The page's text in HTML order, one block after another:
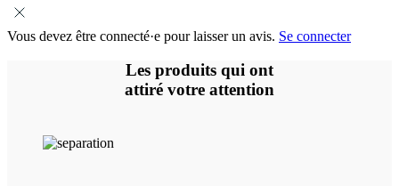
Vous devez être connecté·e pour laisser un avis. Se connecter
Les produits qui ont
attiré votre attention